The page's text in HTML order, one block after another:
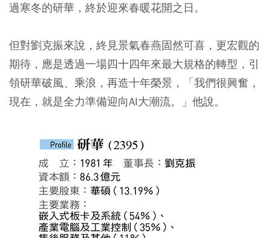
過寒冬的研華，終於迎來春暖花開之日。
但對劉克振來說，終見景氣春燕固然可喜，更宏觀的
期待，應是透過一場四十四年來最大規格的轉型，引
領研華破風、乘浪，再造十年榮景，「我們很興奮，
現在，就是全力準備迎向AI大潮流。」他說。